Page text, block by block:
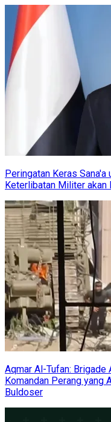
Peringatan Keras Sana'a
Keterlibatan Militer akan
Aqmar Al-Tufan:
Komandan Perang yang
Buldoser